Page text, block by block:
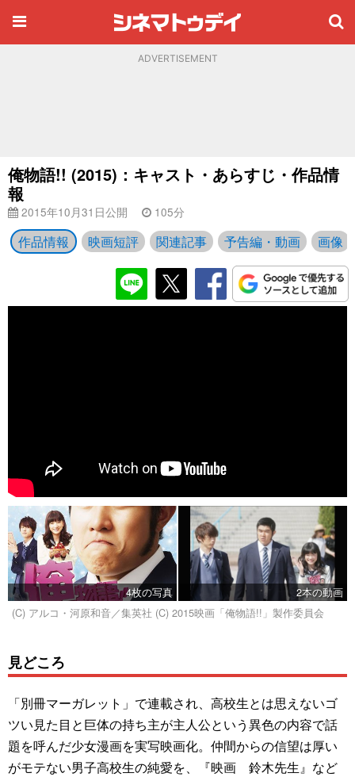
ADVERTISEMENT
俺物語!! (2015)：キャスト・あらすじ・作品情
報
2015年10月31日公開 105分
作品情報 映画短評 関連記事 予告編・動画 画像
4枚の写真
2本の動画
(C) アルコ・河原和音／集英社 (C) 2015映画「俺物語!!」製作委員会
見どころ
「別冊マーガレット」で連載され、高校生とは思えないゴ
ツい見た目と巨体の持ち主が主人公という異色の内容で話
題を呼んだ少女漫画を実写映画化。仲間からの信望は厚い
がモテない男子高校生の純愛を、『映画 鈴木先生』など